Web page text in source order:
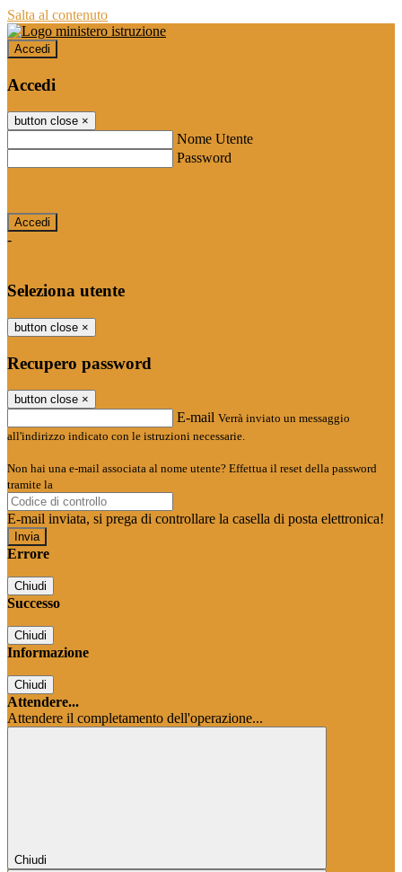
Salta al contenuto
Accedi
Accedi
button close ×
Nome Utente
Password
-
Seleziona utente
button close ×
Recupero password
button close ×
E-mail Verrà inviato un messaggio
all'indirizzo indicato con le istruzioni necessarie.
Non hai una e-mail associata al nome utente? Effettua il reset della password
tramite la
E-mail inviata, si prega di controllare la casella di posta elettronica!
Errore
Chiudi
Successo
Chiudi
Informazione
Chiudi
Attendere...
Attendere il completamento dell'operazione...
Chiudi